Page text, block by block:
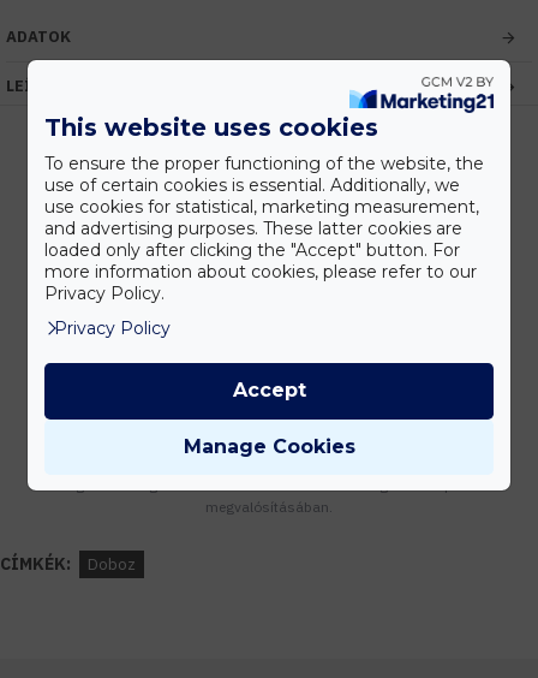
ADATOK
LEÍRÁS
Kedvezmények
Vásárolj nagyobb mennyiségben és megadjuk a legjobb gyártói árakat.
Tanácsadás
megvalósításában.
CÍMKÉK: Doboz
This website uses cookies
To ensure the proper functioning of the website, the
use of certain cookies is essential. Additionally, we
use cookies for statistical, marketing measurement,
and advertising purposes. These latter cookies are
loaded only after clicking the "Accept" button. For
more information about cookies, please refer to our
Privacy Policy.
Privacy Policy
Manage Cookies
Accept